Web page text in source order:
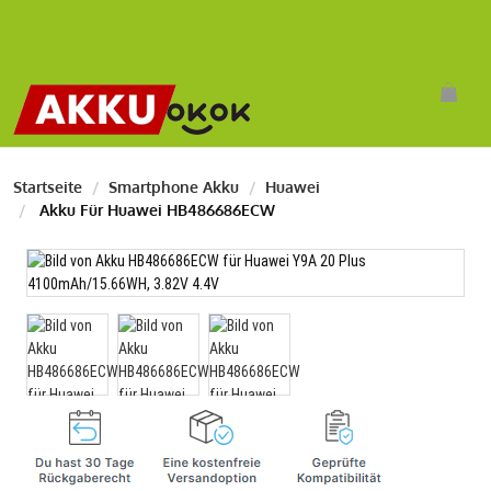
Startseite Smartphone Akku
Huawei
Akku Für Huawei HB486686ECW